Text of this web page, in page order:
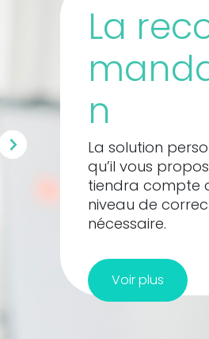
La
n
La solution
qu’il vous
tiendra compte
niveau de
nécessaire.
Voir plus